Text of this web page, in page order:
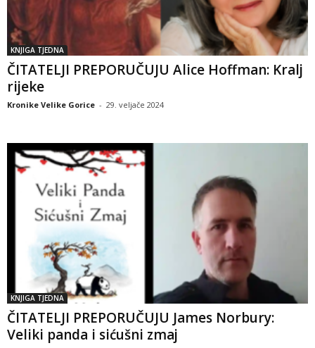
KNJIGA TJEDNA
ČITATELJI PREPORUČUJU Alice Hoffman: Kralj
rijeke
Kronike Velike Gorice - 29. veljače 2024
KNJIGA TJEDNA
ČITATELJI PREPORUČUJU James Norbury:
Veliki panda i sićušni zmaj